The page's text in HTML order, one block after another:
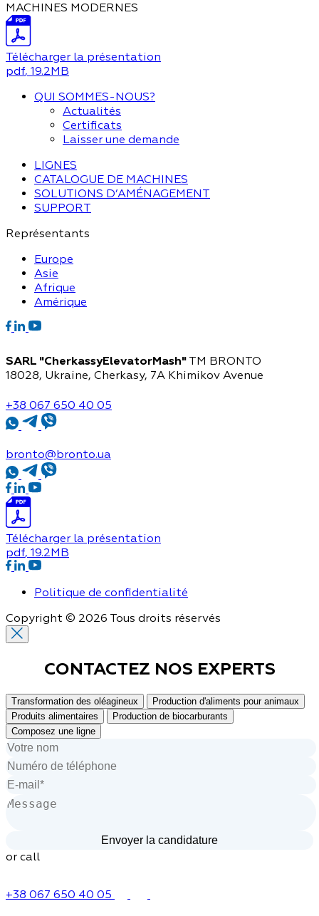
MACHINES MODERNES
Télécharger la présentation
pdf, 19.2MB
QUI SOMMES-NOUS?
Actualités
Certificats
Laisser une demande
LIGNES
CATALOGUE DE MACHINES
SOLUTIONS D’AMÉNAGEMENT
SUPPORT
Représentants
Europe
Asie
Afrique
Amérique
SARL "CherkassyElevatorMash" TM BRONTO
18028, Ukraine, Cherkasy, 7A Khimikov Avenue
+38 067 650 40 05
bronto@bronto.ua
Télécharger la présentation
pdf, 19.2MB
Politique de confidentialité
Copyright © 2026 Tous droits réservés
CONTACTEZ NOS EXPERTS
Transformation des oléagineux
Production d'aliments pour animaux
Produits alimentaires
Production de biocarburants
Composez une ligne
or call
+38 067 650 40 05